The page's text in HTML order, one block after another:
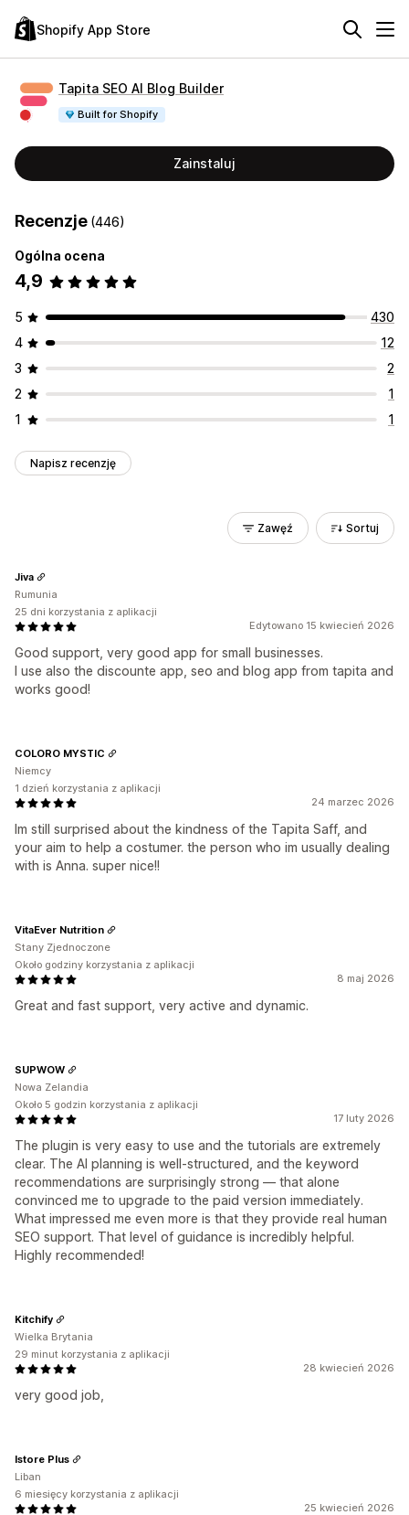
Shopify App Store
Tapita SEO AI Blog Builder
Built for Shopify
Zainstaluj
Recenzje (446)
Ogólna ocena
4,9
5
430
4
12
3
2
2
1
1
1
Napisz recenzję
Zawęź Sortuj
Edytowano 15 kwiecień 2026
Good support, very good app for small businesses.
I use also the discounte app, seo and blog app from tapita and
works good!
Jiva
Rumunia
25 dni korzystania z aplikacji
24 marzec 2026
Im still surprised about the kindness of the Tapita Saff, and
your aim to help a costumer. the person who im usually dealing
with is Anna. super nice!!
COLORO MYSTIC
Niemcy
1 dzień korzystania z aplikacji
8 maj 2026
Great and fast support, very active and dynamic.
VitaEver Nutrition
Stany Zjednoczone
Około godziny korzystania z aplikacji
17 luty 2026
The plugin is very easy to use and the tutorials are extremely
clear. The AI planning is well-structured, and the keyword
recommendations are surprisingly strong — that alone
convinced me to upgrade to the paid version immediately.
What impressed me even more is that they provide real human
SEO support. That level of guidance is incredibly helpful.
Highly recommended!
SUPWOW
Nowa Zelandia
Około 5 godzin korzystania z aplikacji
28 kwiecień 2026
very good job,
Kitchify
Wielka Brytania
29 minut korzystania z aplikacji
25 kwiecień 2026
Istore Plus
Liban
6 miesięcy korzystania z aplikacji